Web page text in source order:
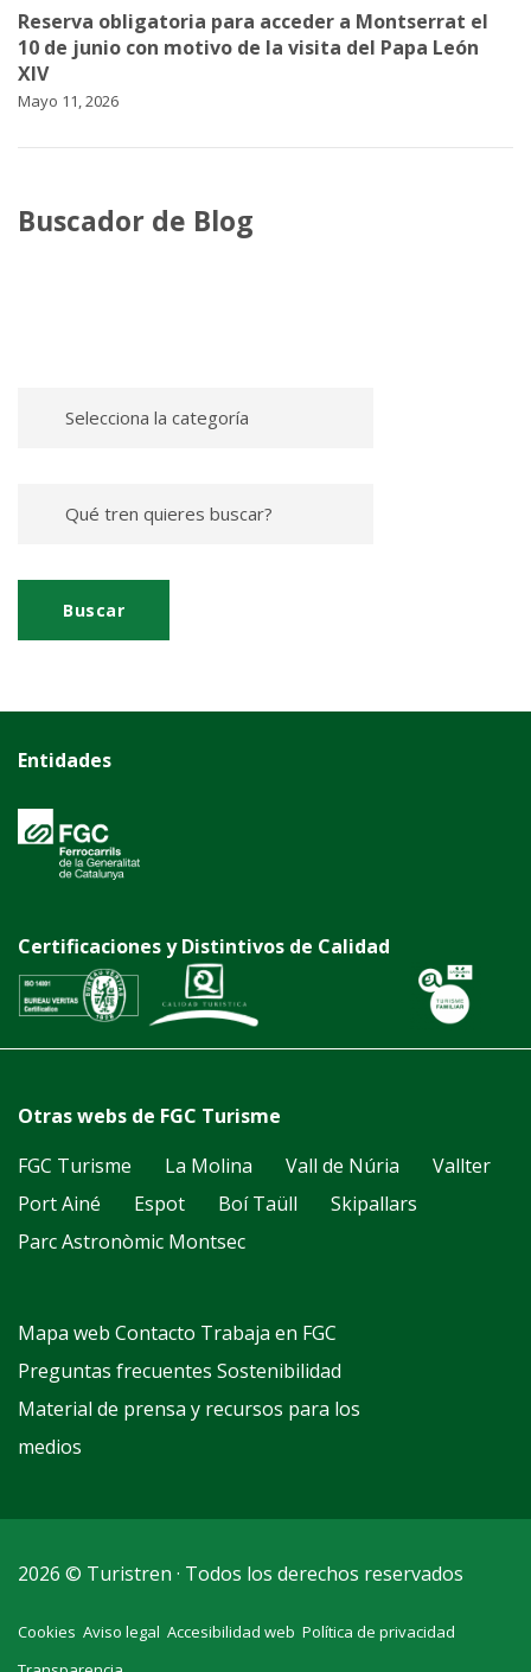
Reserva obligatoria para acceder a Montserrat el
10 de junio con motivo de la visita del Papa León
XIV
Mayo 11, 2026
Buscador de Blog
Entidades
Certificaciones y Distintivos de Calidad
Otras webs de FGC Turisme
FGC Turisme
La Molina Vall de Núria
Vallter
Port Ainé
Espot Boí Taüll
Skipallars
Parc Astronòmic Montsec
Mapa web Contacto Trabaja en FGC
Preguntas frecuentes Sostenibilidad
Material de prensa y recursos para los
medios
2026 © Turistren · Todos los derechos reservados
Cookies Aviso legal Accesibilidad web Política de privacidad